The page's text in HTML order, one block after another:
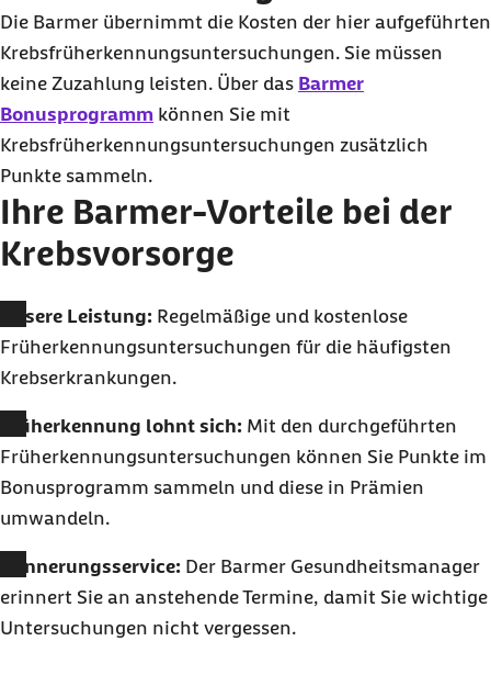
Die Barmer übernimmt die Kosten der hier aufgeführten
Krebsfrüherkennungsuntersuchungen. Sie müssen
keine Zuzahlung leisten. Über das Barmer
Bonusprogramm können Sie mit
Krebsfrüherkennungsuntersuchungen zusätzlich
Punkte sammeln.
Ihre Barmer-Vorteile bei der
Krebsvorsorge
Unsere Leistung: Regelmäßige und kostenlose
Früherkennungsuntersuchungen für die häufigsten
Krebserkrankungen.
Früherkennung lohnt sich: Mit den durchgeführten
Früherkennungsuntersuchungen können Sie Punkte im
Bonusprogramm sammeln und diese in Prämien
umwandeln.
Erinnerungsservice: Der Barmer Gesundheitsmanager
erinnert Sie an anstehende Termine, damit Sie wichtige
Untersuchungen nicht vergessen.